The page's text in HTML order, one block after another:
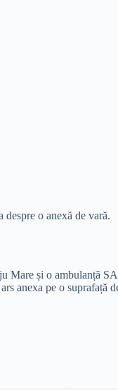
o anexă de vară.
Mare și o ambulanță
anexa pe o suprafață